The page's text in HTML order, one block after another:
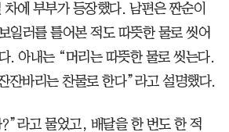
에 부부가 등장했다. 남편은 짠순이
일러를 틀어본 적도 따뜻한 물로 씻어
. 아내는 “머리는 따뜻한 물로 씻는다.
잔바리는 찬물로 한다”라고 설명했다.
라고 물었고, 배달을 한 번도 한 적